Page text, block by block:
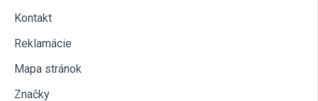
Kontakt
Reklamácie
Mapa stránok
Značky